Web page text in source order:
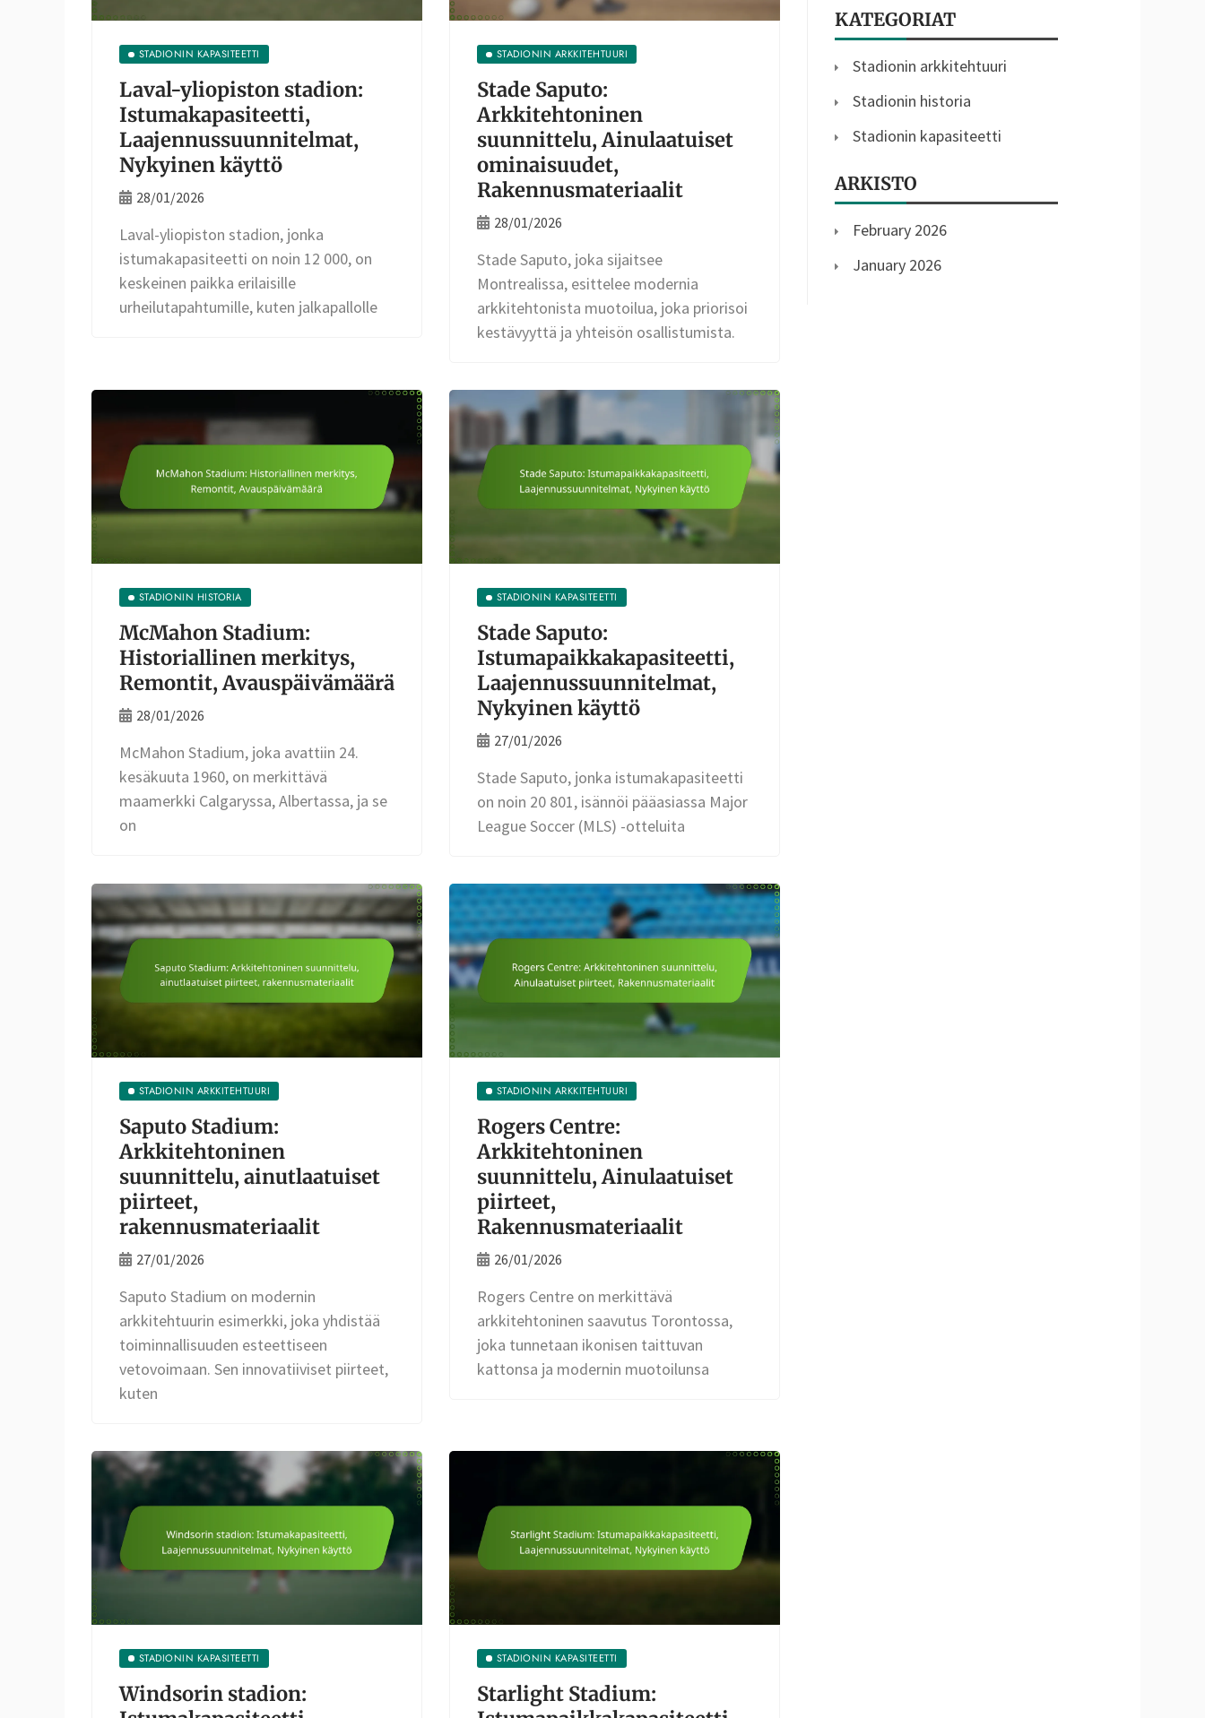
STADIONIN KAPASITEETTI
Laval-yliopiston stadion:
Istumakapasiteetti,
Laajennussuunnitelmat,
Nykyinen käyttö
28/01/2026
Laval-yliopiston stadion, jonka
istumakapasiteetti on noin 12 000, on
keskeinen paikka erilaisille
urheilutapahtumille, kuten jalkapallolle
STADIONIN ARKKITEHTUURI
Stade Saputo:
Arkkitehtoninen
suunnittelu, Ainulaatuiset
ominaisuudet,
Rakennusmateriaalit
28/01/2026
Stade Saputo, joka sijaitsee
Montrealissa, esittelee modernia
arkkitehtonista muotoilua, joka priorisoi
kestävyyttä ja yhteisön osallistumista.
STADIONIN HISTORIA
McMahon Stadium:
Historiallinen merkitys,
Remontit, Avauspäivämäärä
28/01/2026
McMahon Stadium, joka avattiin 24.
kesäkuuta 1960, on merkittävä
maamerkki Calgaryssa, Albertassa, ja se
on
STADIONIN KAPASITEETTI
Stade Saputo:
Istumapaikkakapasiteetti,
Laajennussuunnitelmat,
Nykyinen käyttö
27/01/2026
Stade Saputo, jonka istumakapasiteetti
on noin 20 801, isännöi pääasiassa Major
League Soccer (MLS) -otteluita
STADIONIN ARKKITEHTUURI
Saputo Stadium:
Arkkitehtoninen
suunnittelu, ainutlaatuiset
piirteet,
rakennusmateriaalit
27/01/2026
Saputo Stadium on modernin
arkkitehtuurin esimerkki, joka yhdistää
toiminnallisuuden esteettiseen
vetovoimaan. Sen innovatiiviset piirteet,
kuten
STADIONIN ARKKITEHTUURI
Rogers Centre:
Arkkitehtoninen
suunnittelu, Ainulaatuiset
piirteet,
Rakennusmateriaalit
26/01/2026
Rogers Centre on merkittävä
arkkitehtoninen saavutus Torontossa,
joka tunnetaan ikonisen taittuvan
kattonsa ja modernin muotoilunsa
STADIONIN KAPASITEETTI
Windsorin stadion:
STADIONIN KAPASITEETTI
Starlight Stadium:
KATEGORIAT
Stadionin arkkitehtuuri
Stadionin historia
Stadionin kapasiteetti
ARKISTO
February 2026
January 2026